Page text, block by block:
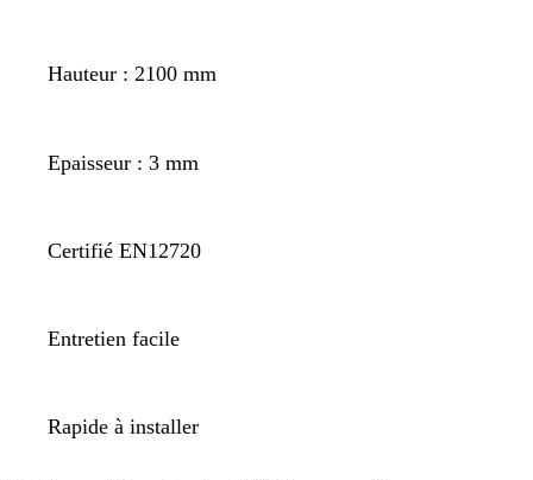
Hauteur : 2100 mm
Epaisseur : 3 mm
Certifié EN12720
Entretien facile
Rapide à installer